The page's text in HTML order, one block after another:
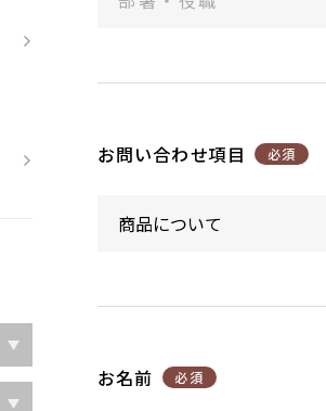
お問い合わせ項目 必須
お名前 必須